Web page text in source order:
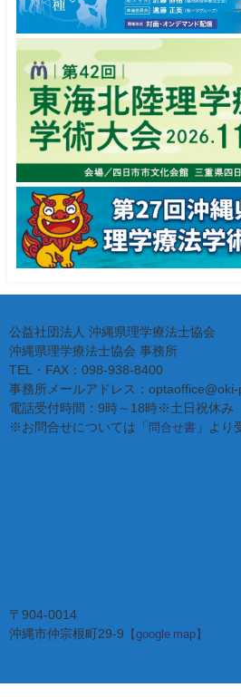
公益社団法人 沖縄県理学療法士協会
沖縄県理学療法士協会 事務所
TEL・FAX：098-938-8400
事務所メールアドレス：optaoffice@oki-
電話受付時間：9時～18時※土日祝休み
※お問合せについては「 問合せ書 」より
〒904-0014
沖縄市仲宗根町29-9 【google map】